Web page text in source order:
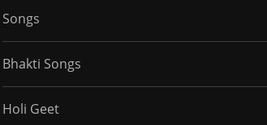
Songs
Bhakti Songs
Holi Geet